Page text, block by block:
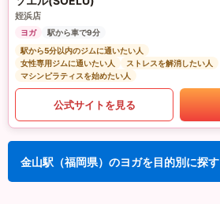
姪浜店
ヨガ
駅から車で9分
駅から5分以内のジムに通いたい人
女性専用ジムに通いたい人
ストレスを解消したい人
マシンピラティスを始めたい人
公式サイトを見る
金山駅（福岡県）のヨガを目的別に探す